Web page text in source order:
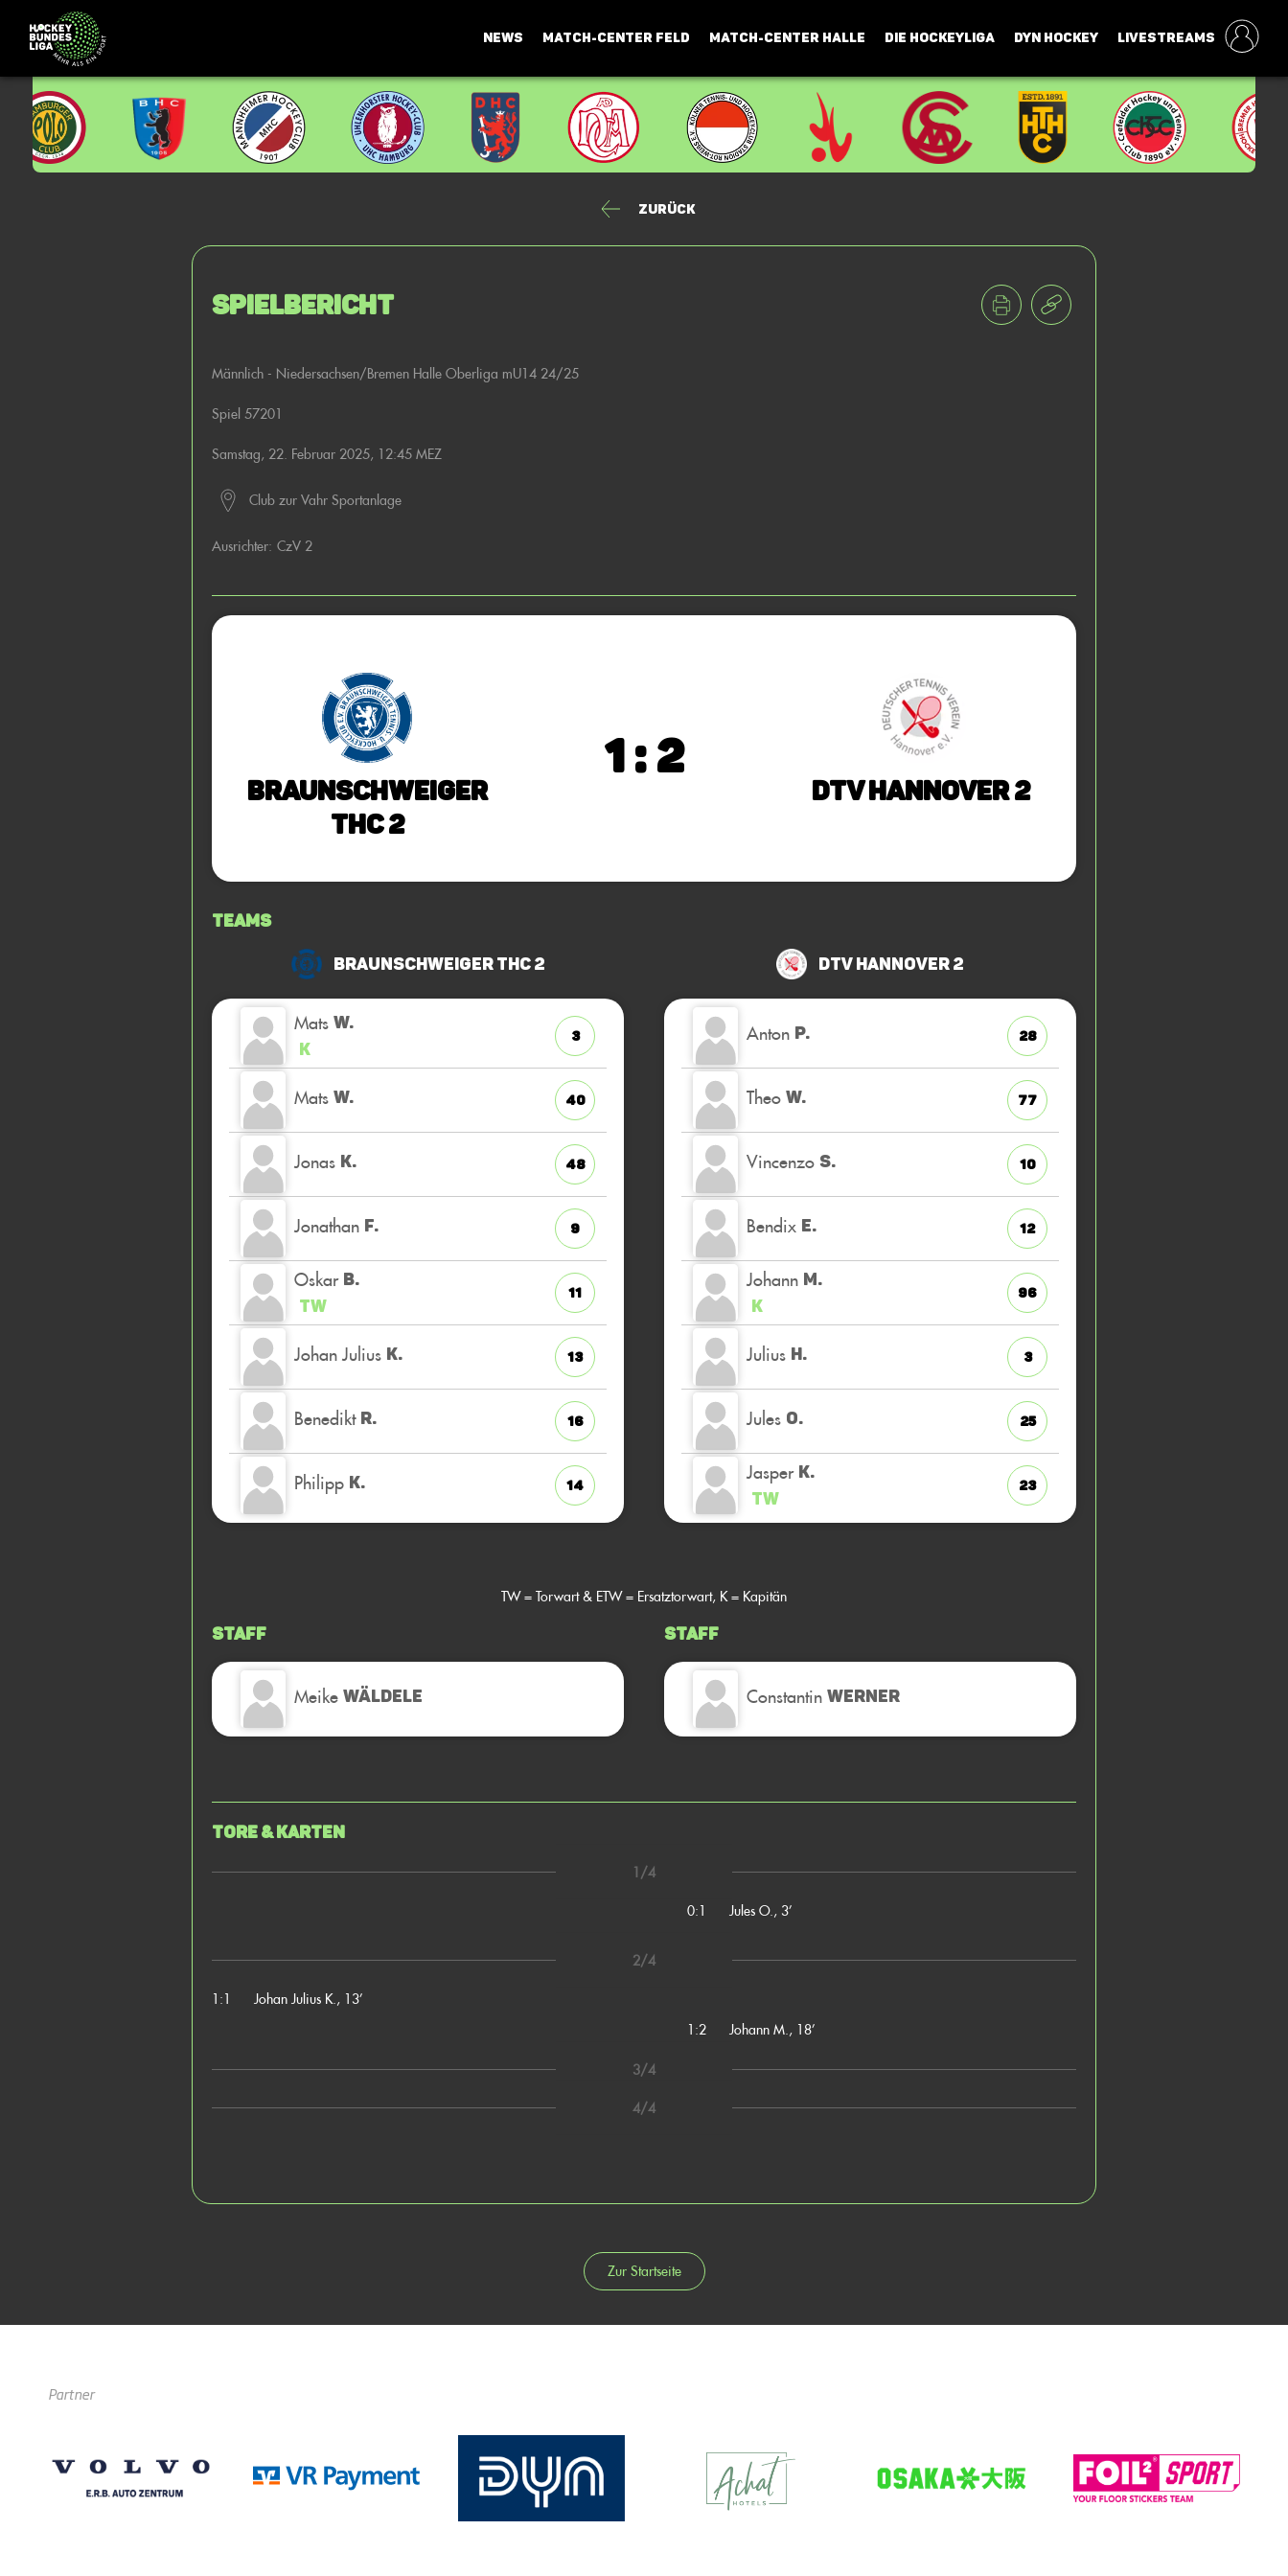
NEWS MATCH-CENTER FELD MATCH-CENTER HALLE DIE HOCKEYLIGA DYN HOCKEY LIVESTREAMS
Zurück
Spielbericht
Männlich - Niedersachsen/Bremen Halle Oberliga mU14 24/25
Spiel 57201
Samstag, 22. Februar 2025, 12:45 MEZ
Club zur Vahr Sportanlage
Ausrichter: CzV 2
Braunschweiger
THC 2
1 : 2
DTV Hannover 2
Teams
Braunschweiger THC 2
Mats W.
K
3
Mats W. 40
Jonas K. 48
Jonathan F. 9
Oskar B.
TW
11
Johan Julius K. 13
Benedikt R. 16
Philipp K. 14
DTV Hannover 2
Anton P. 28
Theo W. 77
Vincenzo S. 10
Bendix E. 12
Johann M.
K
96
Julius H. 3
Jules O. 25
Jasper K.
TW
23
TW = Torwart & ETW = Ersatztorwart, K = Kapitän
Staff
Meike WÄLDELE
Staff
Constantin WERNER
Tore & Karten
1/4
0:1 Jules O., 3’
2/4
1:1
Johan Julius K., 13’
1:2
Johann M., 18’
3/4
4/4
Zur Startseite
Partner